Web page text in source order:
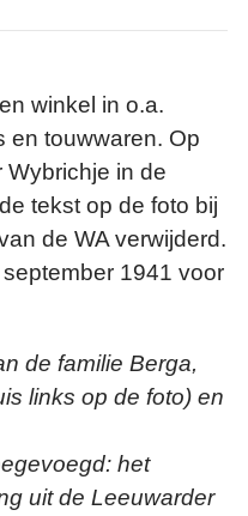
winkel in o.a.
en touwwaren. Op
in de
tekst op de foto bij
de WA verwijderd.
1941 voor
de familie Berga,
links op de foto) en
het
uit de Leeuwarder